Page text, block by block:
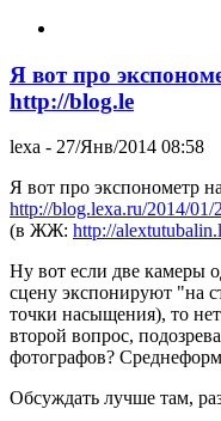
Я вот про
http://blog.le
lexa - 27/Янв/2014 08:58
Я вот про экспонометр
http://blog.lexa.ru/2014/
(в ЖЖ: http://
Ну вот если две камеры
сцену экспонируют "на
точки насыщения), то
второй вопрос,
фотографов?
Обсуждать лучше там,